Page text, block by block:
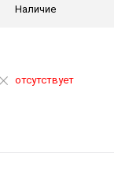
Наличие
отсутствует